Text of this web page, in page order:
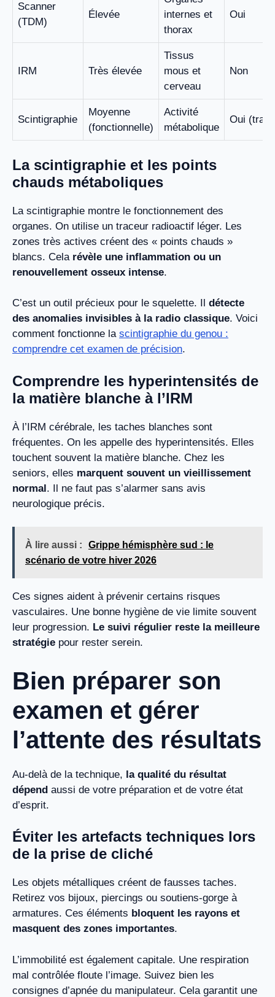
Scanner
(TDM)
Élevée
internes et
thorax
Oui
IRM Très élevée
Tissus
mous et
cerveau
Non
Scintigraphie
Moyenne
(fonctionnelle)
Activité
métabolique
Oui
La scintigraphie et les points
chauds métaboliques
La scintigraphie montre le fonctionnement des
organes. On utilise un traceur radioactif léger. Les
zones très actives créent des « points chauds »
blancs. Cela révèle une inflammation ou un
renouvellement osseux intense.
C’est un outil précieux pour le squelette. Il détecte
des anomalies invisibles à la radio classique. Voici
comment fonctionne la scintigraphie du genou :
comprendre cet examen de précision.
Comprendre les hyperintensités de
la matière blanche à l’IRM
À l’IRM cérébrale, les taches blanches sont
fréquentes. On les appelle des hyperintensités. Elles
touchent souvent la matière blanche. Chez les
seniors, elles marquent souvent un vieillissement
normal. Il ne faut pas s’alarmer sans avis
neurologique précis.
À lire aussi :
Grippe hémisphère sud : le
scénario de votre hiver 2026
Ces signes aident à prévenir certains risques
vasculaires. Une bonne hygiène de vie limite souvent
leur progression. Le suivi régulier reste la meilleure
stratégie pour rester serein.
Bien préparer son
examen et gérer
l’attente des résultats
Au-delà de la technique, la qualité du résultat
dépend aussi de votre préparation et de votre état
d’esprit.
Éviter les artefacts techniques lors
de la prise de cliché
Les objets métalliques créent de fausses taches.
Retirez vos bijoux, piercings ou soutiens-gorge à
armatures. Ces éléments bloquent les rayons et
masquent des zones importantes.
L’immobilité est également capitale. Une respiration
mal contrôlée floute l’image. Suivez bien les
consignes d’apnée du manipulateur. Cela garantit une